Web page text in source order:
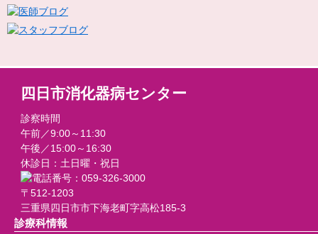
四日市消化器病センター
診察時間
午前／9:00～11:30
午後／15:00～16:30
休診日：土日曜・祝日
〒512-1203
三重県四日市市下海老町字高松185-3
診療科情報